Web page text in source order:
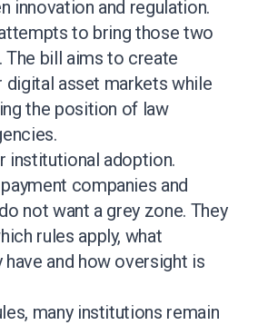
innovation and regulation.
to bring those two
bill aims to create
digital asset markets while
the position of law
institutional adoption.
companies and
not want a grey zone. They
rules apply, what
and how oversight is
many institutions remain